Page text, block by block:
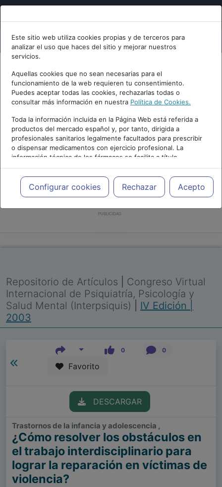
Este sitio web utiliza cookies propias y de terceros para
analizar el uso que haces del sitio y mejorar nuestros
servicios.
Aquellas cookies que no sean necesarias para el
funcionamiento de la web requieren tu consentimiento.
Puedes aceptar todas las cookies, rechazarlas todas o
consultar más información en nuestra Política de Cookies.
Toda la información incluida en la Página Web está referida a
productos del mercado español y, por tanto, dirigida a
profesionales sanitarios legalmente facultados para prescribir
o dispensar medicamentos con ejercicio profesional. La
información técnica de los fármacos se facilita a título
meramente informativo, siendo responsabilidad de los
profesionales facultados prescribir medicamentos y decidir, en
cada caso concreto, el tratamiento más adecuado a las
necesidades del paciente.
Configurar cookies Rechazar Acepto
PUBLICIDAD
Repositorio de Artículos
Congreso Virtual
Internacional de Psiquiatría, Psicología y
Salud Mental (Interpsiquis)
IV Edición |
2003
0 0
Favorito
DESCARGAR
Trastornos de la infancia y adolescencia ,
¿Cómo resolver los obstáculos en
el trabajo interdisciplinario para
lograr la reparación en víctimas de
violencia?